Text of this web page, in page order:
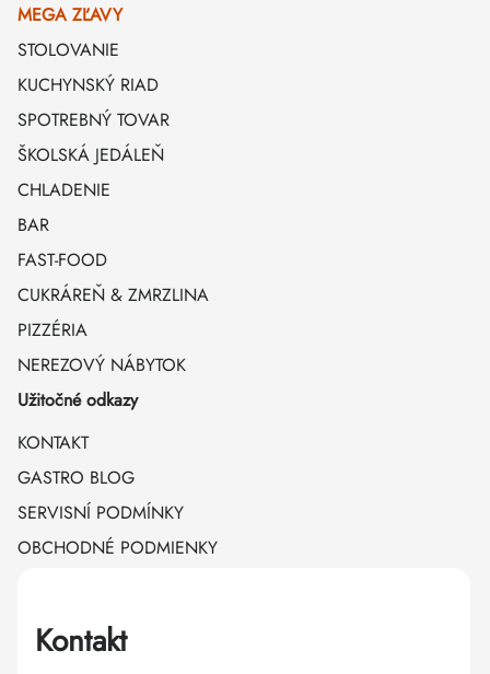
MEGA ZĽAVY
STOLOVANIE
KUCHYNSKÝ RIAD
SPOTREBNÝ TOVAR
ŠKOLSKÁ JEDÁLEŇ
CHLADENIE
BAR
FAST-FOOD
CUKRÁREŇ & ZMRZLINA
PIZZÉRIA
NEREZOVÝ NÁBYTOK
Užitočné odkazy
KONTAKT
GASTRO BLOG
SERVISNÍ PODMÍNKY
OBCHODNÉ PODMIENKY
Kontakt